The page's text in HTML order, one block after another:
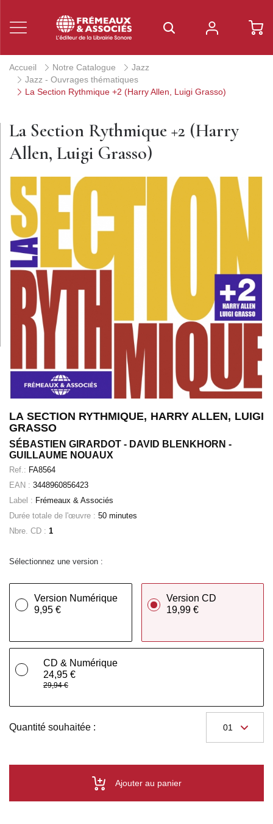
Accueil Notre Catalogue
Jazz
Jazz - Ouvrages thématiques
La Section Rythmique +2 (Harry Allen, Luigi Grasso)
La Section Rythmique +2 (Harry
Allen, Luigi Grasso)
LA SECTION RYTHMIQUE, HARRY ALLEN, LUIGI
GRASSO
SÉBASTIEN GIRARDOT - DAVID BLENKHORN -
GUILLAUME NOUAUX
Ref.: FA8564
EAN : 3448960856423
Label : Frémeaux & Associés
Durée totale de l'œuvre : 50 minutes
Nbre. CD : 1
Sélectionnez une version :
Version Numérique
9,95 €
Version CD
19,99 €
CD & Numérique
24,95 €
29,94 €
Quantité souhaitée :
Ajouter au panier